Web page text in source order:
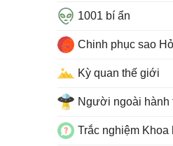
1001 bí ẩn
Chinh phục sao
Kỳ quan thế giới
Người ngoài hành
Trắc nghiệm Khoa